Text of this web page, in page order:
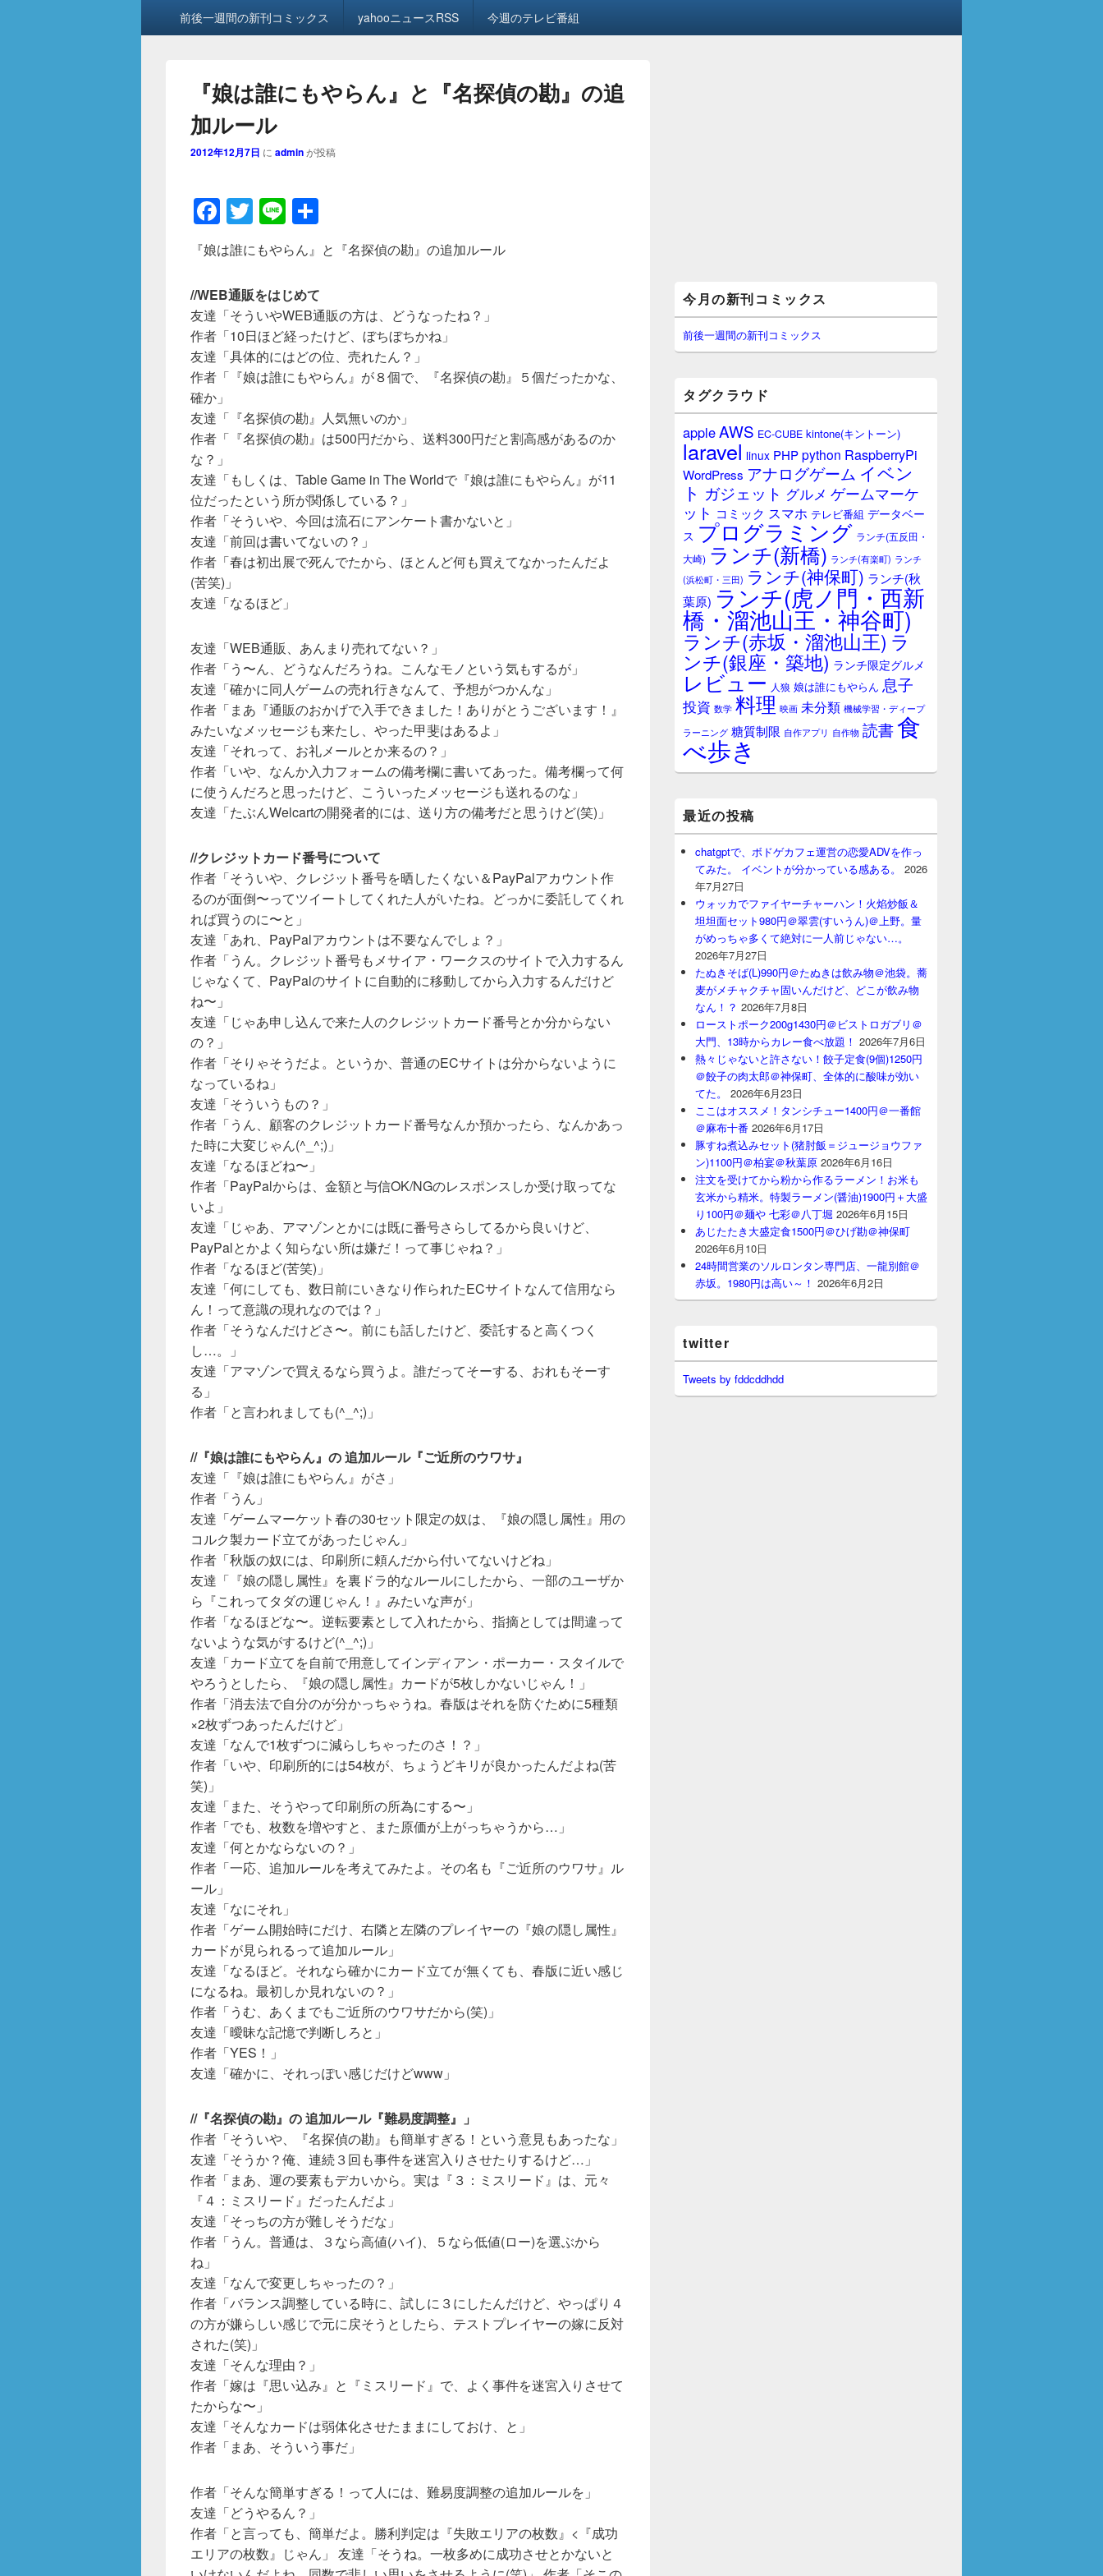
前後一週間の新刊コミックス yahooニュースRSS 今週のテレビ番組
『娘は誰にもやらん』と『名探偵の勘』の追
加ルール
2012年12月7日 に adminが投稿
F
a
c
e
b
o
o
k
T
wi
tt
er
Li
n
e
有
『娘は誰にもやらん』と『名探偵の勘』の追加ルール
//WEB通販をはじめて
友達「そういやWEB通販の方は、どうなったね？」
作者「10日ほど経ったけど、ぼちぼちかね」
友達「具体的にはどの位、売れたん？」
作者「『娘は誰にもやらん』が８個で、『名探偵の勘』５個だったかな、
確か」
友達「『名探偵の勘』人気無いのか」
作者「『名探偵の勘』は500円だから、送料300円だと割高感があるのか
な？」
友達「もしくは、Table Game in The Worldで『娘は誰にもやらん』が11
位だったという所が関係している？」
作者「そういや、今回は流石にアンケート書かないと」
友達「前回は書いてないの？」
作者「春は初出展で死んでたから、ほとんど何も買えてなかったんだよ
(苦笑)」
友達「なるほど」
友達「WEB通販、あんまり売れてない？」
作者「う〜ん、どうなんだろうね。こんなモノという気もするが」
友達「確かに同人ゲームの売れ行きなんて、予想がつかんな」
作者「まあ『通販のおかげで入手できました！ありがとうございます！』
みたいなメッセージも来たし、やった甲斐はあるよ」
友達「それって、お礼メールとか来るの？」
作者「いや、なんか入力フォームの備考欄に書いてあった。備考欄って何
に使うんだろと思ったけど、こういったメッセージも送れるのな」
友達「たぶんWelcartの開発者的には、送り方の備考だと思うけど(笑)」
//クレジットカード番号について
作者「そういや、クレジット番号を晒したくない＆PayPalアカウント作
るのが面倒〜ってツイートしてくれた人がいたね。どっかに委託してくれ
れば買うのに〜と」
友達「あれ、PayPalアカウントは不要なんでしょ？」
作者「うん。クレジット番号もメサイア・ワークスのサイトで入力するん
じゃなくて、PayPalのサイトに自動的に移動してから入力するんだけど
ね〜」
友達「じゃあ申し込んで来た人のクレジットカード番号とか分からない
の？」
作者「そりゃそうだよ。というか、普通のECサイトは分からないように
なっているね」
友達「そういうもの？」
作者「うん、顧客のクレジットカード番号なんか預かったら、なんかあっ
た時に大変じゃん(^_^;)」
友達「なるほどね〜」
作者「PayPalからは、金額と与信OK/NGのレスポンスしか受け取ってな
いよ」
友達「じゃあ、アマゾンとかには既に番号さらしてるから良いけど、
PayPalとかよく知らない所は嫌だ！って事じゃね？」
作者「なるほど(苦笑)」
友達「何にしても、数日前にいきなり作られたECサイトなんて信用なら
ん！って意識の現れなのでは？」
作者「そうなんだけどさ〜。前にも話したけど、委託すると高くつく
し…。」
友達「アマゾンで買えるなら買うよ。誰だってそーする、おれもそーす
る」
作者「と言われましても(^_^;)」
//『娘は誰にもやらん』の 追加ルール『ご近所のウワサ』
友達「『娘は誰にもやらん』がさ」
作者「うん」
友達「ゲームマーケット春の30セット限定の奴は、『娘の隠し属性』用の
コルク製カード立てがあったじゃん」
作者「秋版の奴には、印刷所に頼んだから付いてないけどね」
友達「『娘の隠し属性』を裏ドラ的なルールにしたから、一部のユーザか
ら『これってタダの運じゃん！』みたいな声が」
作者「なるほどな〜。逆転要素として入れたから、指摘としては間違って
ないような気がするけど(^_^;)」
友達「カード立てを自前で用意してインディアン・ポーカー・スタイルで
やろうとしたら、『娘の隠し属性』カードが5枚しかないじゃん！」
作者「消去法で自分のが分かっちゃうね。春版はそれを防ぐために5種類
×2枚ずつあったんだけど」
友達「なんで1枚ずつに減らしちゃったのさ！？」
作者「いや、印刷所的には54枚が、ちょうどキリが良かったんだよね(苦
笑)」
友達「また、そうやって印刷所の所為にする〜」
作者「でも、枚数を増やすと、また原価が上がっちゃうから…」
友達「何とかならないの？」
作者「一応、追加ルールを考えてみたよ。その名も『ご近所のウワサ』ル
ール」
友達「なにそれ」
作者「ゲーム開始時にだけ、右隣と左隣のプレイヤーの『娘の隠し属性』
カードが見られるって追加ルール」
友達「なるほど。それなら確かにカード立てが無くても、春版に近い感じ
になるね。最初しか見れないの？」
作者「うむ、あくまでもご近所のウワサだから(笑)」
友達「曖昧な記憶で判断しろと」
作者「YES！」
友達「確かに、それっぽい感じだけどwww」
//『名探偵の勘』の 追加ルール『難易度調整』」
作者「そういや、『名探偵の勘』も簡単すぎる！という意見もあったな」
友達「そうか？俺、連続３回も事件を迷宮入りさせたりするけど…」
作者「まあ、運の要素もデカいから。実は『３：ミスリード』は、元々
『４：ミスリード』だったんだよ」
友達「そっちの方が難しそうだな」
作者「うん。普通は、３なら高値(ハイ)、５なら低値(ロー)を選ぶから
ね」
友達「なんで変更しちゃったの？」
作者「バランス調整している時に、試しに３にしたんだけど、やっぱり４
の方が嫌らしい感じで元に戻そうとしたら、テストプレイヤーの嫁に反対
された(笑)」
友達「そんな理由？」
作者「嫁は『思い込み』と『ミスリード』で、よく事件を迷宮入りさせて
たからな〜」
友達「そんなカードは弱体化させたままにしておけ、と」
作者「まあ、そういう事だ」
作者「そんな簡単すぎる！って人には、難易度調整の追加ルールを」
友達「どうやるん？」
作者「と言っても、簡単だよ。勝利判定は『失敗エリアの枚数』<『成功
エリアの枚数』じゃん」 友達「そうね。一枚多めに成功させとかないと
イ
ン
サ
イ
ー
ジ
ッ
ト
今月の新刊コミックス
前後一週間の新刊コミックス
タグクラウド
appleAWS EC-CUBE kintone(キントーン)
laravel linux PHPpython RaspberryPi
WordPress アナログゲーム イベン
ト ガジェット グルメ ゲームマーケ
ット コミック スマホ テレビ番組 データベー
ス プログラミング ランチ(五反田・
大崎) ランチ(新橋) ランチ(有楽町) ランチ
(浜松町・三田) ランチ(神保町) ランチ(秋
葉原) ランチ(虎ノ門・西新
橋・溜池山王・神谷町)
ランチ(赤坂・溜池山王) ラ
ンチ(銀座・築地) ランチ限定グルメ
レビュー 人狼 娘は誰にもやらん 息子
投資 数学 料理 映画 未分類 機械学習・ディープ
ラーニング 糖質制限 自作アプリ 自作物 読書食
べ歩き
最近の投稿
chatgptで、ボドゲカフェ運営の恋愛ADVを作っ
てみた。 イベントが分かっている感ある。
2026
年7月27日
ウォッカでファイヤーチャーハン！火焰炒飯＆
坦坦面セット980円＠翠雲(すいうん)＠上野。量
がめっちゃ多くて絶対に一人前じゃない…。
2026年7月27日
たぬきそば(L)990円＠たぬきは飲み物＠池袋。蕎
麦がメチャクチャ固いんだけど、どこが飲み物
なん！？ 2026年7月8日
ローストポーク200g1430円＠ビストロガブリ＠
大門、13時からカレー食べ放題！ 2026年7月6日
熱々じゃないと許さない！餃子定食(9個)1250円
＠餃子の肉太郎＠神保町、全体的に酸味が効い
てた。
2026年6月23日
ここはオススメ！タンシチュー1400円＠一番館
＠麻布十番 2026年6月17日
豚すね煮込みセット(猪肘飯＝ジュージョウファ
ン)1100円＠柏宴＠秋葉原 2026年6月16日
注文を受けてから粉から作るラーメン！お米も
玄米から精米。特製ラーメン(醤油)1900円＋大盛
り100円＠麺や 七彩＠八丁堀 2026年6月15日
あじたたき大盛定食1500円＠ひげ勘＠神保町
2026年6月10日
24時間営業のソルロンタン専門店、一龍別館＠
赤坂。1980円は高い～！ 2026年6月2日
twitter
Tweets by fddcddhdd